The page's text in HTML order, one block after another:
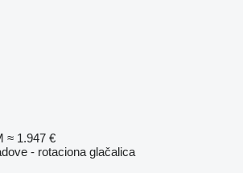
≈ 1.947 €
- rotaciona glačalica